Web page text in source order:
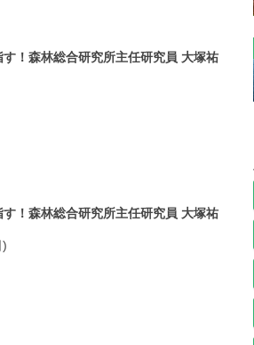
！森林総合研究所主任研究員 大塚祐
！森林総合研究所主任研究員 大塚祐
)